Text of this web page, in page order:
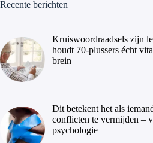
Recente berichten
Kruiswoordraadsels zijn
houdt 70-plussers écht
brein
Dit betekent het als
conflicten te vermijden –
psychologie